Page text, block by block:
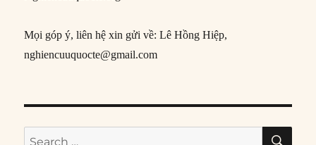
Mọi góp ý, liên hệ xin gửi về: Lê Hồng Hiệp,
nghiencuuquocte@gmail.com
Search